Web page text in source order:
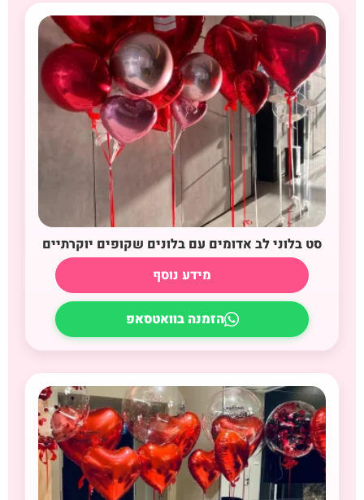
סט בלוני לב אדומים עם בלונים שקופים יוקרתיים
מידע נוסף
הזמנה בוואטסאפ